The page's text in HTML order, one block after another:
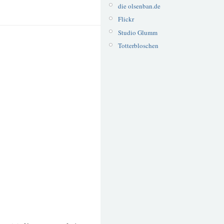
die olsenban.de
Flickr
Studio Glumm
Totterbloschen